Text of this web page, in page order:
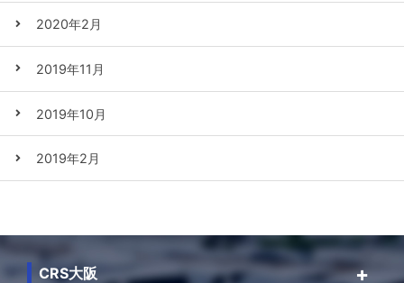
2020年2月
2019年11月
2019年10月
2019年2月
CRS大阪